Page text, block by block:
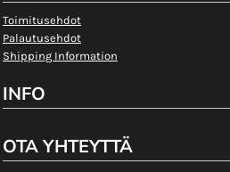
Toimitusehdot
Palautusehdot
Shipping Information
INFO
OTA YHTEYTTÄ